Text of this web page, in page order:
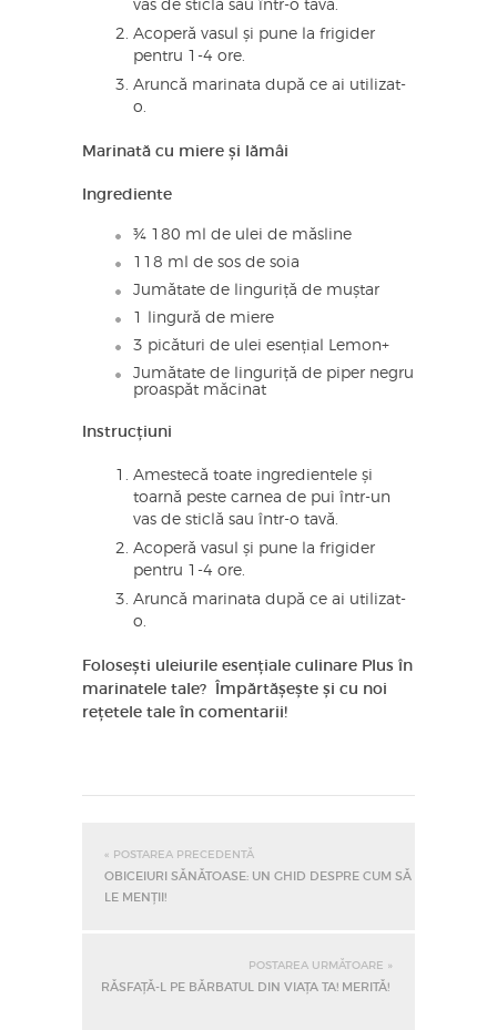
vas de sticlă sau într-o tavă.
Acoperă vasul și pune la frigider
pentru 1-4 ore.
Aruncă marinata după ce ai utilizat-
o.
Marinată cu miere și lămâi
Ingrediente
¾ 180 ml de ulei de măsline
118 ml de sos de soia
Jumătate de linguriță de muștar
1 lingură de miere
3 picături de ulei esențial Lemon+
Jumătate de linguriță de piper negru
proaspăt măcinat
Instrucțiuni
Amestecă toate ingredientele și
toarnă peste carnea de pui într-un
vas de sticlă sau într-o tavă.
Acoperă vasul și pune la frigider
pentru 1-4 ore.
Aruncă marinata după ce ai utilizat-
o.
Folosești uleiurile esențiale culinare Plus în
marinatele tale? Împărtășește și cu noi
rețetele tale în comentarii!
« POSTAREA PRECEDENTĂ
OBICEIURI SĂNĂTOASE: UN GHID DESPRE CUM SĂ
LE MENȚII!
POSTAREA URMĂTOARE »
RĂSFAȚĂ-L PE BĂRBATUL DIN VIAȚA TA! MERITĂ!